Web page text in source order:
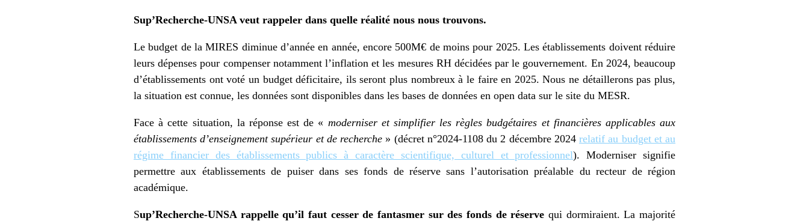
Sup’Recherche-UNSA veut rappeler dans quelle réalité nous nous trouvons.
Le budget de la MIRES diminue d’année en année, encore 500M€ de moins pour 2025. Les établissements doivent réduire
leurs dépenses pour compenser notamment l’inflation et les mesures RH décidées par le gouvernement. En 2024, beaucoup
d’établissements ont voté un budget déficitaire, ils seront plus nombreux à le faire en 2025. Nous ne détaillerons pas plus,
la situation est connue, les données sont disponibles dans les bases de données en open data sur le site du MESR.
Face à cette situation, la réponse est de « moderniser et simplifier les règles budgétaires et financières applicables aux
établissements d’enseignement supérieur et de recherche » (décret n°2024-1108 du 2 décembre 2024relatif au budget et au
régime financier des établissements publics à caractère scientifique, culturel et professionnel). Moderniser signifie
permettre aux établissements de puiser dans ses fonds de réserve sans l’autorisation préalable du recteur de région
académique.
Sup’Recherche-UNSA rappelle qu’il faut cesser de fantasmer sur des fonds de réserve qui dormiraient. La majorité